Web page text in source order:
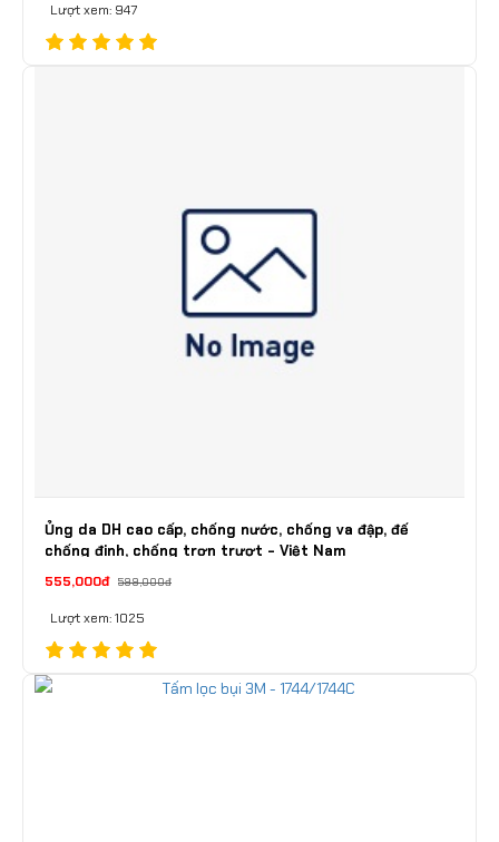
Lượt xem: 947
Ủng da DH cao cấp, chống nước, chống va đập, đế
chống đinh, chống trơn trượt - Việt Nam
555,000đ 599,000đ
Lượt xem: 1025